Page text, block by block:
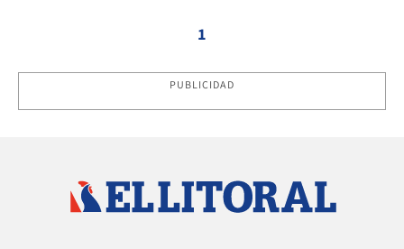
1
PUBLICIDAD